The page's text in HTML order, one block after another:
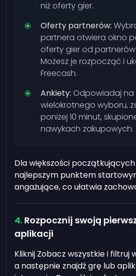
niż oferty gier.
Oferty partnerów:
partnera otwiera okno
oferty gier od partnerów
Możesz je rozpocząć i
Freecash.
Ankiety: Odpowiadaj
wielokrotnego wyboru,
poniżej 10 minut,
nawykach zakupowych.
Dla większości
najlepszym punktem
angażujące, co ułatwia
Rozpocznij swoją
aplikacji
Kliknij Zobacz wszystkie i filtruj
a następnie znajdź grę lub